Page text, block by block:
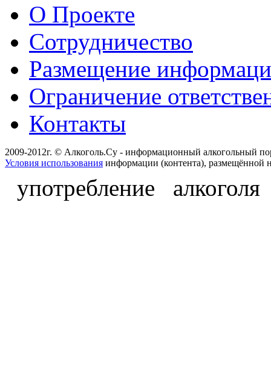
О Проекте
Сотрудничество
Размещение
Ограничение
Контакты
2009-2012г. © Алкоголь.Су - информационный алкогольный
Условия использования информации (контента), размещённой
употребление